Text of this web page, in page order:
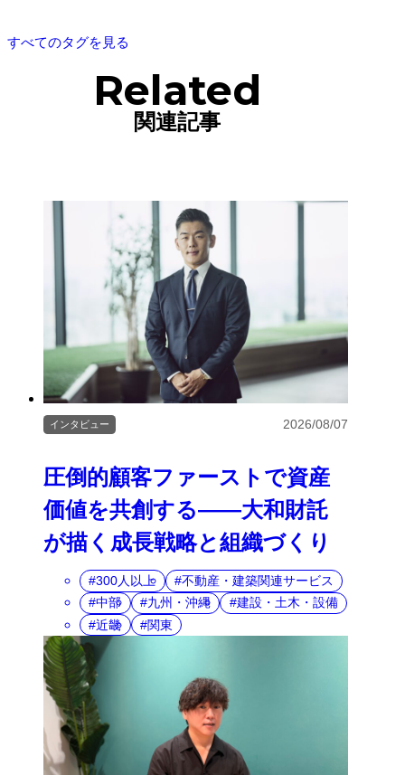
すべてのタグを見る
Related
関連記事
圧倒的顧客ファーストで資産
価値を共創する――大和財託
が描く成長戦略と組織づくり
インタビュー 2026/08/07
300人以上
不動産・建築関連サービス
中部
九州・沖縄
建設・土木・設備
近畿
関東